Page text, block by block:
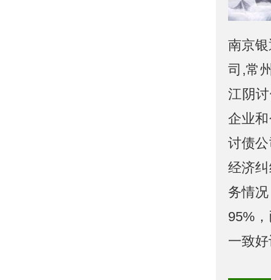
南京
司,常
江阴
企业
讨债
经济
务情
95%
一致